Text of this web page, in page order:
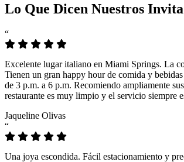
Lo Que Dicen Nuestros
“
Excelente lugar italiano en Miami Springs. La
Tienen un gran happy hour de comida y
de 3 p.m. a 6 p.m. Recomiendo ampliamente
restaurante es muy limpio y el servicio siempre
Jaqueline Olivas
“
Una joya escondida. Fácil estacionamiento y